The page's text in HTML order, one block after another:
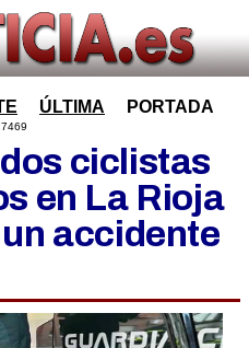
ÚLTIMA PORTADA
ciclistas
en La Rioja
accidente